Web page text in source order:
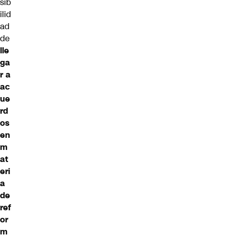
ilid
ad
de
lle
ga
r a
ac
ue
rd
os
en
m
at
eri
a
de
ref
or
m